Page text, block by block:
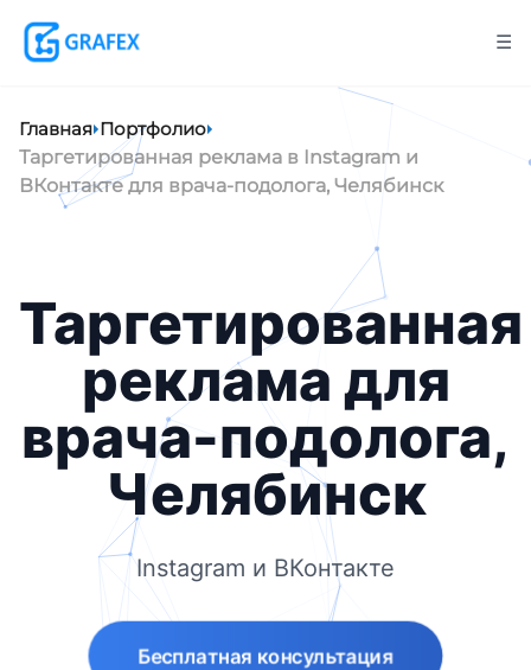
☰
Главная Портфолио
Таргетированная реклама в Instagram и
ВКонтакте для врача-подолога, Челябинск
Таргетированная
реклама для
врача-подолога,
Челябинск
Instagram и ВКонтакте
Бесплатная консультация